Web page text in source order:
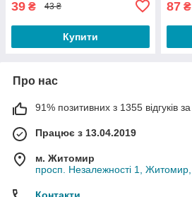
39 ₴ 43 ₴
Купити
87 ₴
Про нас
91% позитивних з 1355 відгуків за
Працює з 13.04.2019
м. Житомир
просп. Незалежності 1, Житомир,
Контакти